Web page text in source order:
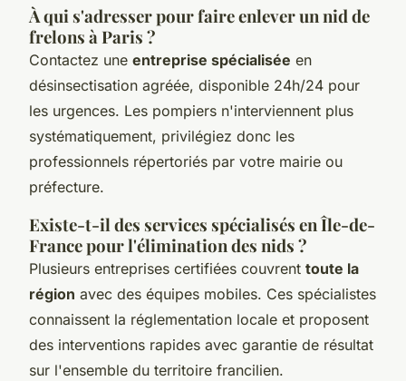
À qui s'adresser pour faire enlever un nid de
frelons à Paris ?
Contactez une entreprise spécialisée en
désinsectisation agréée, disponible 24h/24 pour
les urgences. Les pompiers n'interviennent plus
systématiquement, privilégiez donc les
professionnels répertoriés par votre mairie ou
préfecture.
Existe-t-il des services spécialisés en Île-de-
France pour l'élimination des nids ?
Plusieurs entreprises certifiées couvrent toute la
région avec des équipes mobiles. Ces spécialistes
connaissent la réglementation locale et proposent
des interventions rapides avec garantie de résultat
sur l'ensemble du territoire francilien.